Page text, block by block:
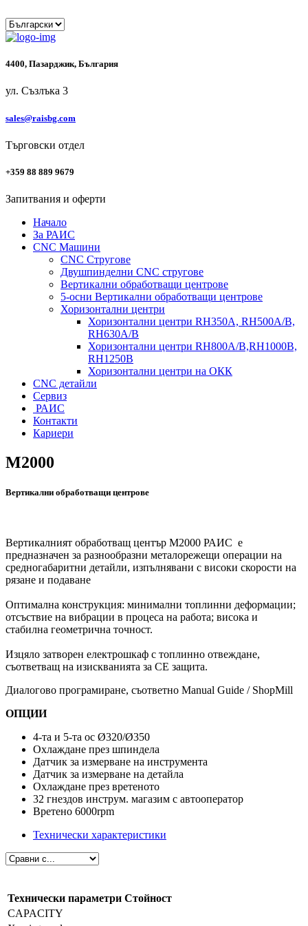
4400, Пазарджик, България
ул. Съзлъка 3
sales@raisbg.com
Търговски отдел
+359 88 889 9679
Запитвания и оферти
Начало
За РАИС
CNC Машини
CNC Стругове
Двушпинделни CNC стругове
Вертикални обработващи центрове
5-осни Вертикални обработващи центрове
Хоризонтални центри
Хоризонтални центри RH350A, RH500A/B,
RH630A/В
Хоризонтални центри RH800A/B,RH1000B,
RH1250B
Хоризонтални центри на ОКК
CNC детайли
Сервиз
РАИС
Контакти
Кариери
M2000
Вертикални обработващи центрове
Вертикалният обработващ център М2000 РАИС е
предназначен за разнообразни металорежещи операции на
средногабаритни детайли, изпълнявани с високи скорости на
рязане и подаване
Оптимална конструкция: минимални топлинни деформации;
отсъствие на вибрации в процеса на работа; висока и
стабилна геометрична точност.
Изцяло затворен електрошкаф с топлинно отвеждане,
съответващ на изискванията за СЕ защита.
Диалогово програмиране, съответно Manual Guide / ShopMill
ОПЦИИ
4-та и 5-та ос Ø320/Ø350
Охлаждане през шпиндела
Датчик за измерване на инструмента
Датчик за измерване на детайла
Охлаждане през вретеното
32 гнездов инструм. магазим с автооператор
Вретено 6000rpm
Технически характеристики
Технически параметри Стойност
CAPACITY